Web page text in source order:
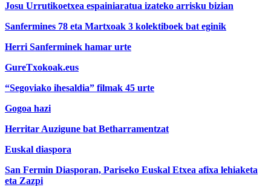
Josu Urrutikoetxea espainiaratua izateko arrisku bizian
Sanfermines 78 eta Martxoak 3 kolektiboek bat eginik
Herri Sanferminek hamar urte
GureTxokoak.eus
“Segoviako ihesaldia” filmak 45 urte
Gogoa hazi
Herritar Auzigune bat Betharramentzat
Euskal diaspora
San Fermin Diasporan, Pariseko Euskal Etxea afixa lehiaketa
eta Zazpi